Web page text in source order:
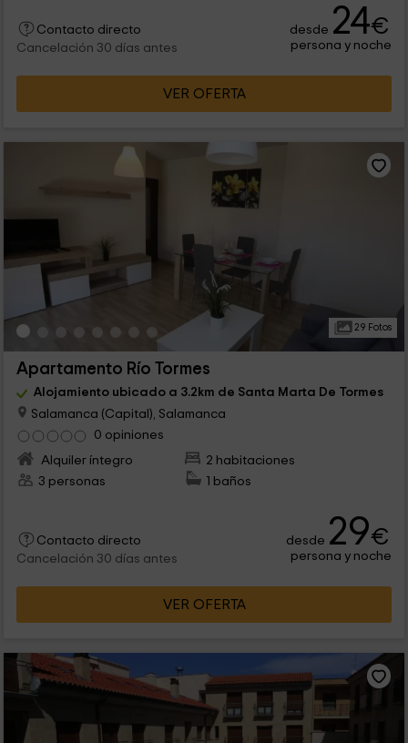
Contacto directo
Cancelación 30 días antes
desde 24€
persona y noche
VER OFERTA
29 Fotos
Apartamento Río Tormes
Alojamiento ubicado a 3.2km de Santa Marta De Tormes
Salamanca (Capital), Salamanca
0 opiniones
Alquiler íntegro
2 habitaciones
3 personas
1 baños
Contacto directo
Cancelación 30 días antes
desde 29€
persona y noche
VER OFERTA